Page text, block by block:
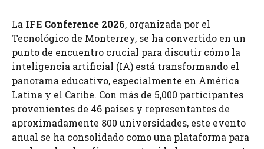
La IFE Conference 2026, organizada por el
Tecnológico de Monterrey, se ha convertido en un
punto de encuentro crucial para discutir cómo la
inteligencia artificial (IA) está transformando el
panorama educativo, especialmente en América
Latina y el Caribe. Con más de 5,000 participantes
provenientes de 46 países y representantes de
aproximadamente 800 universidades, este evento
anual se ha consolidado como una plataforma para